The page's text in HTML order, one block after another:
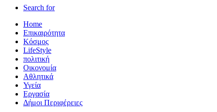
Search for
Home
Επικαιρότητα
Κόσμος
LifeStyle
πολιτική
Οικονομία
Αθλητικά
Υγεία
Εργασία
Δήμοι Περιφέρειες